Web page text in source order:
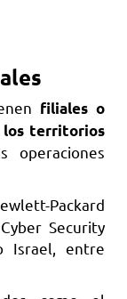
filiales o
los territorios
operaciones
Packard
Security
Israel, entre